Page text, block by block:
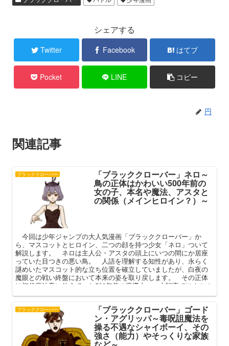
シェアする
Twitter Facebook はてブ
Pocket LINE コピー
円
関連記事
ブラッククローバー 「ブラッククローバー」ネロ～
鳥の正体はかわいい500年前の
女の子、本名や魔法、アスタと
の関係（メインヒロイン？）～
今回は少年ジャンプの大人気漫画「ブラッククローバー」か
ら、マスコットとヒロイン、二つの顔を持つ少女「ネロ」ついて
解説します。 ネロは主人公・アスタの頭上にいつの間にか居座
っていた目つきの悪い鳥。 人語を理解する知性があり、永らく
謎めいたマスコット的な立ち位置を確立していましたが、白夜の
魔眼との戦い終盤において本来の姿を取り戻します。 その正体
は初代魔法帝に仕えていた500年前の魔導士。 本記事ではネロの
ブラッククローバー 「ブラッククローバー」ゴード
ン・アグリッパ～毒呪詛魔法を
操る不遇なシャイボーイ、その
強さ（能力）やそっくりな家族